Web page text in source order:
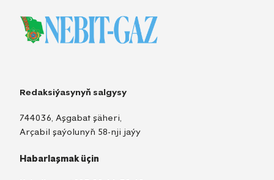
Redaksiýasynyň salgysy
744036, Aşgabat şäheri,
Arçabil şaýolunyň 58-nji jaýy
Habarlaşmak üçin